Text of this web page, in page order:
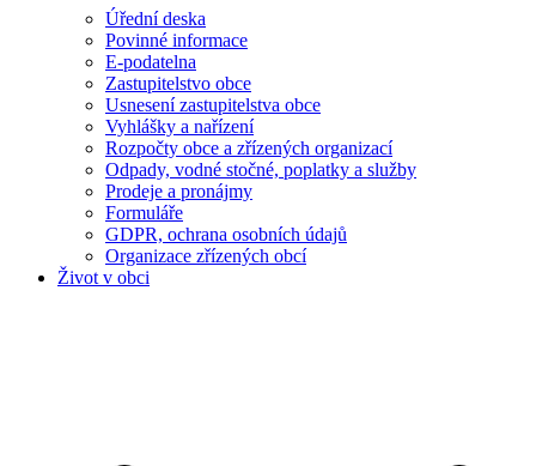
Úřední deska
Povinné informace
E-podatelna
Zastupitelstvo obce
Usnesení zastupitelstva obce
Vyhlášky a nařízení
Rozpočty obce a zřízených organizací
Odpady, vodné stočné, poplatky a služby
Prodeje a pronájmy
Formuláře
GDPR, ochrana osobních údajů
Organizace zřízených obcí
Život v obci